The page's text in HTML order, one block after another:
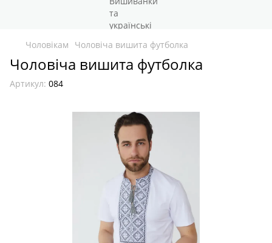
Чоловікам Чоловіча вишита футболка
Чоловіча вишита футболка
Артикул: 084